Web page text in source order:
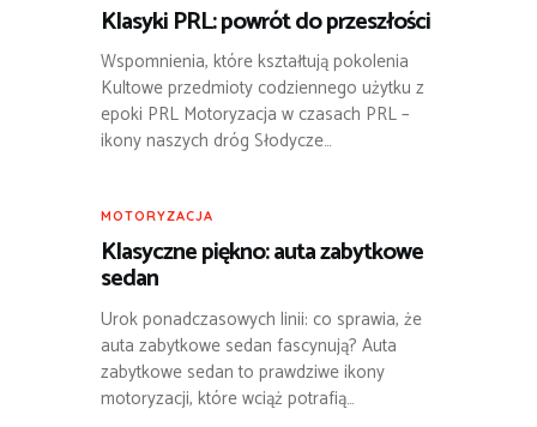
Klasyki PRL: powrót do przeszłości
Wspomnienia, które kształtują pokolenia
Kultowe przedmioty codziennego użytku z
epoki PRL Motoryzacja w czasach PRL –
ikony naszych dróg Słodycze…
MOTORYZACJA
Klasyczne piękno: auta zabytkowe
sedan
Urok ponadczasowych linii: co sprawia, że
auta zabytkowe sedan fascynują? Auta
zabytkowe sedan to prawdziwe ikony
motoryzacji, które wciąż potrafią…